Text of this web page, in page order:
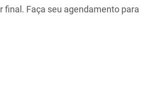
final. Faça seu agendamento para